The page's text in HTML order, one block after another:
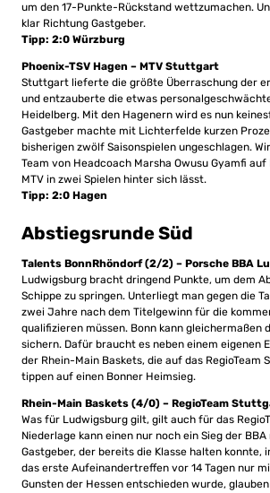
um den 17-Punkte-Rückstand wettzumachen.
klar Richtung Gastgeber.
Tipp: 2:0 Würzburg
Phoenix-TSV Hagen – MTV Stuttgart
Stuttgart lieferte die größte Überraschung der
und entzauberte die etwas
Heidelberg. Mit den Hagenern wird es nun
Gastgeber machte mit Lichterfelde kurzen
bisherigen zwölf Saisonspielen ungeschlagen.
Team von Headcoach Marsha Owusu Gyamfi
MTV in zwei Spielen hinter sich lässt.
Tipp: 2:0 Hagen
Abstiegsrunde Süd
Talents BonnRhöndorf (2/2) – Porsche BBA
Ludwigsburg bracht dringend Punkte, um dem
Schippe zu springen. Unterliegt man gegen die
zwei Jahre nach dem Titelgewinn für die
qualifizieren müssen. Bonn kann gleichermaßen
sichern. Dafür braucht es neben einem eigenen
der Rhein-Main Baskets, die auf das RegioTeam
tippen auf einen Bonner Heimsieg.
Rhein-Main Baskets (4/0) – RegioTeam
Was für Ludwigsburg gilt, gilt auch für das
Niederlage kann einen nur noch ein Sieg der
Gastgeber, der bereits die Klasse halten konnte,
das erste Aufeinandertreffen vor 14 Tagen nur
Gunsten der Hessen entschieden wurde,